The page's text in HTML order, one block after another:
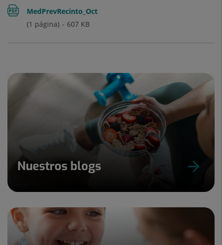
MedPrevRecinto_Oct
607 KB
(1 página)
Nuestros blogs